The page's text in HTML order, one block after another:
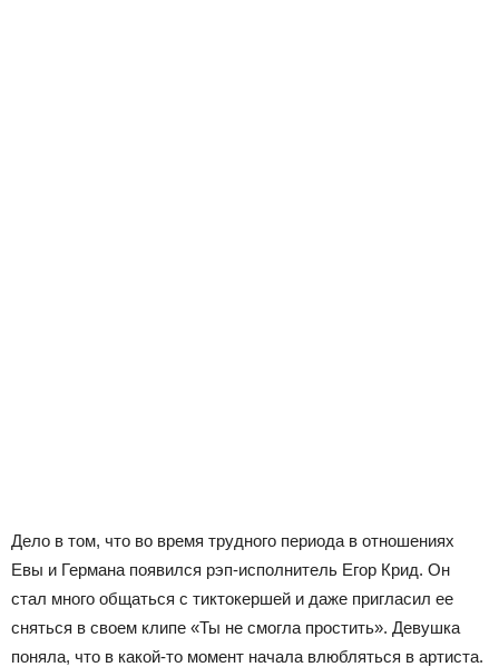
Дело в том, что во время трудного периода в отношениях
Евы и Германа появился рэп-исполнитель Егор Крид. Он
стал много общаться с тиктокершей и даже пригласил ее
сняться в своем клипе «Ты не смогла простить». Девушка
поняла, что в какой-то момент начала влюбляться в артиста.